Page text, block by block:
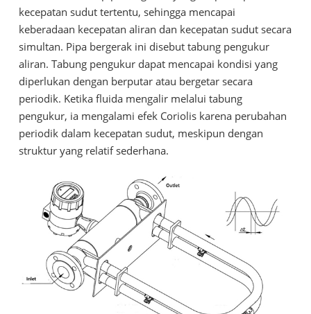
kecepatan sudut tertentu, sehingga mencapai
keberadaan kecepatan aliran dan kecepatan sudut secara
simultan. Pipa bergerak ini disebut tabung pengukur
aliran. Tabung pengukur dapat mencapai kondisi yang
diperlukan dengan berputar atau bergetar secara
periodik. Ketika fluida mengalir melalui tabung
pengukur, ia mengalami efek Coriolis karena perubahan
periodik dalam kecepatan sudut, meskipun dengan
struktur yang relatif sederhana.